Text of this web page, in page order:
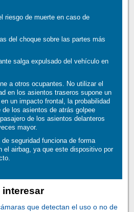
riesgo de muerte en caso de
del choque sobre las partes más
salga expulsado del vehículo en
a otros ocupantes. No utilizar el
en los asientos traseros supone un
un impacto frontal, la probabilidad
de los asientos de atrás golpee
de los asientos delanteros
mayor.
seguridad funciona de forma
el airbag, ya que este dispositivo por
interesar
que detectan el uso o no de